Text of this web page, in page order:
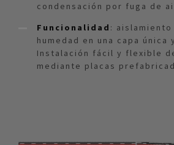
condensación por fuga de
Funcionalidad :
humedad en una capa única
Instalación fácil y flexible
mediante placas